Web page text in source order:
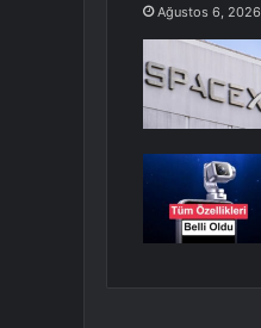
Ağustos 6, 2026